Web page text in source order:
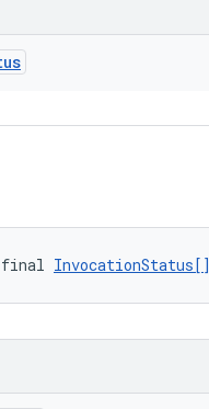
InvocationStatus[]